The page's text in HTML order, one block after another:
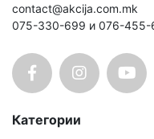
contact@akcija.com.mk
075-330-699 и 076-
Категории